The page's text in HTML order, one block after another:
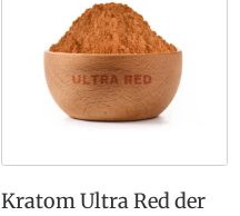
Kratom Ultra Red der